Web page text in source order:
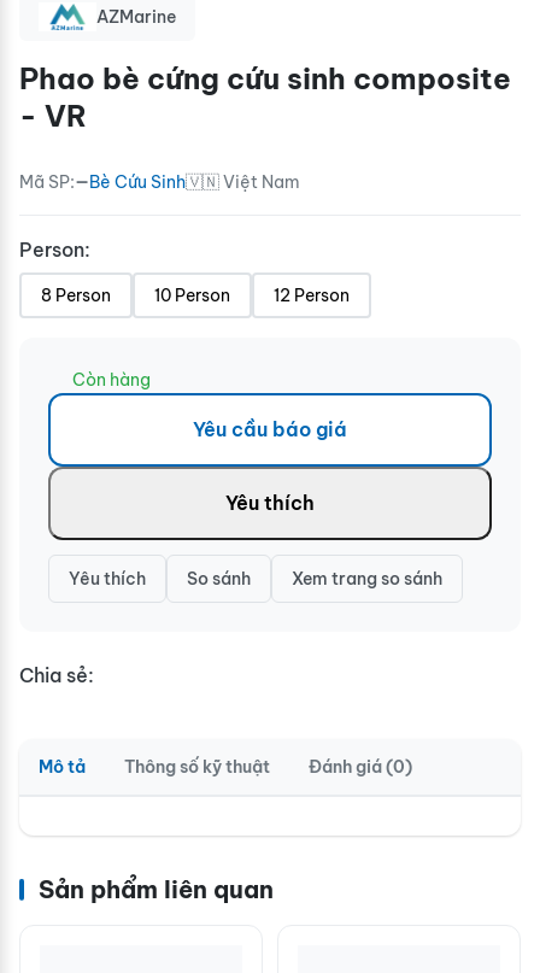
AZMarine
Phao bè cứng cứu sinh composite
- VR
Mã SP:—Bè Cứu Sinh🇻🇳 Việt Nam
Person:
8 Person 10 Person 12 Person
Còn hàng
Yêu cầu báo giá
Yêu thích
Yêu thích So sánh Xem trang so sánh
Chia sẻ:
Mô tả Thông số kỹ thuật Đánh giá (0)
Sản phẩm liên quan